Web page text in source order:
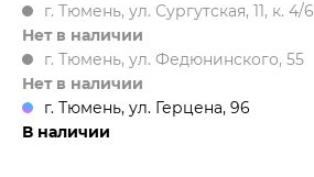
г. Тюмень, ул. Сургутская, 11, к. 4/6
Нет в наличии
г. Тюмень, ул. Федюнинского, 55
Нет в наличии
г. Тюмень, ул. Герцена, 96
В наличии